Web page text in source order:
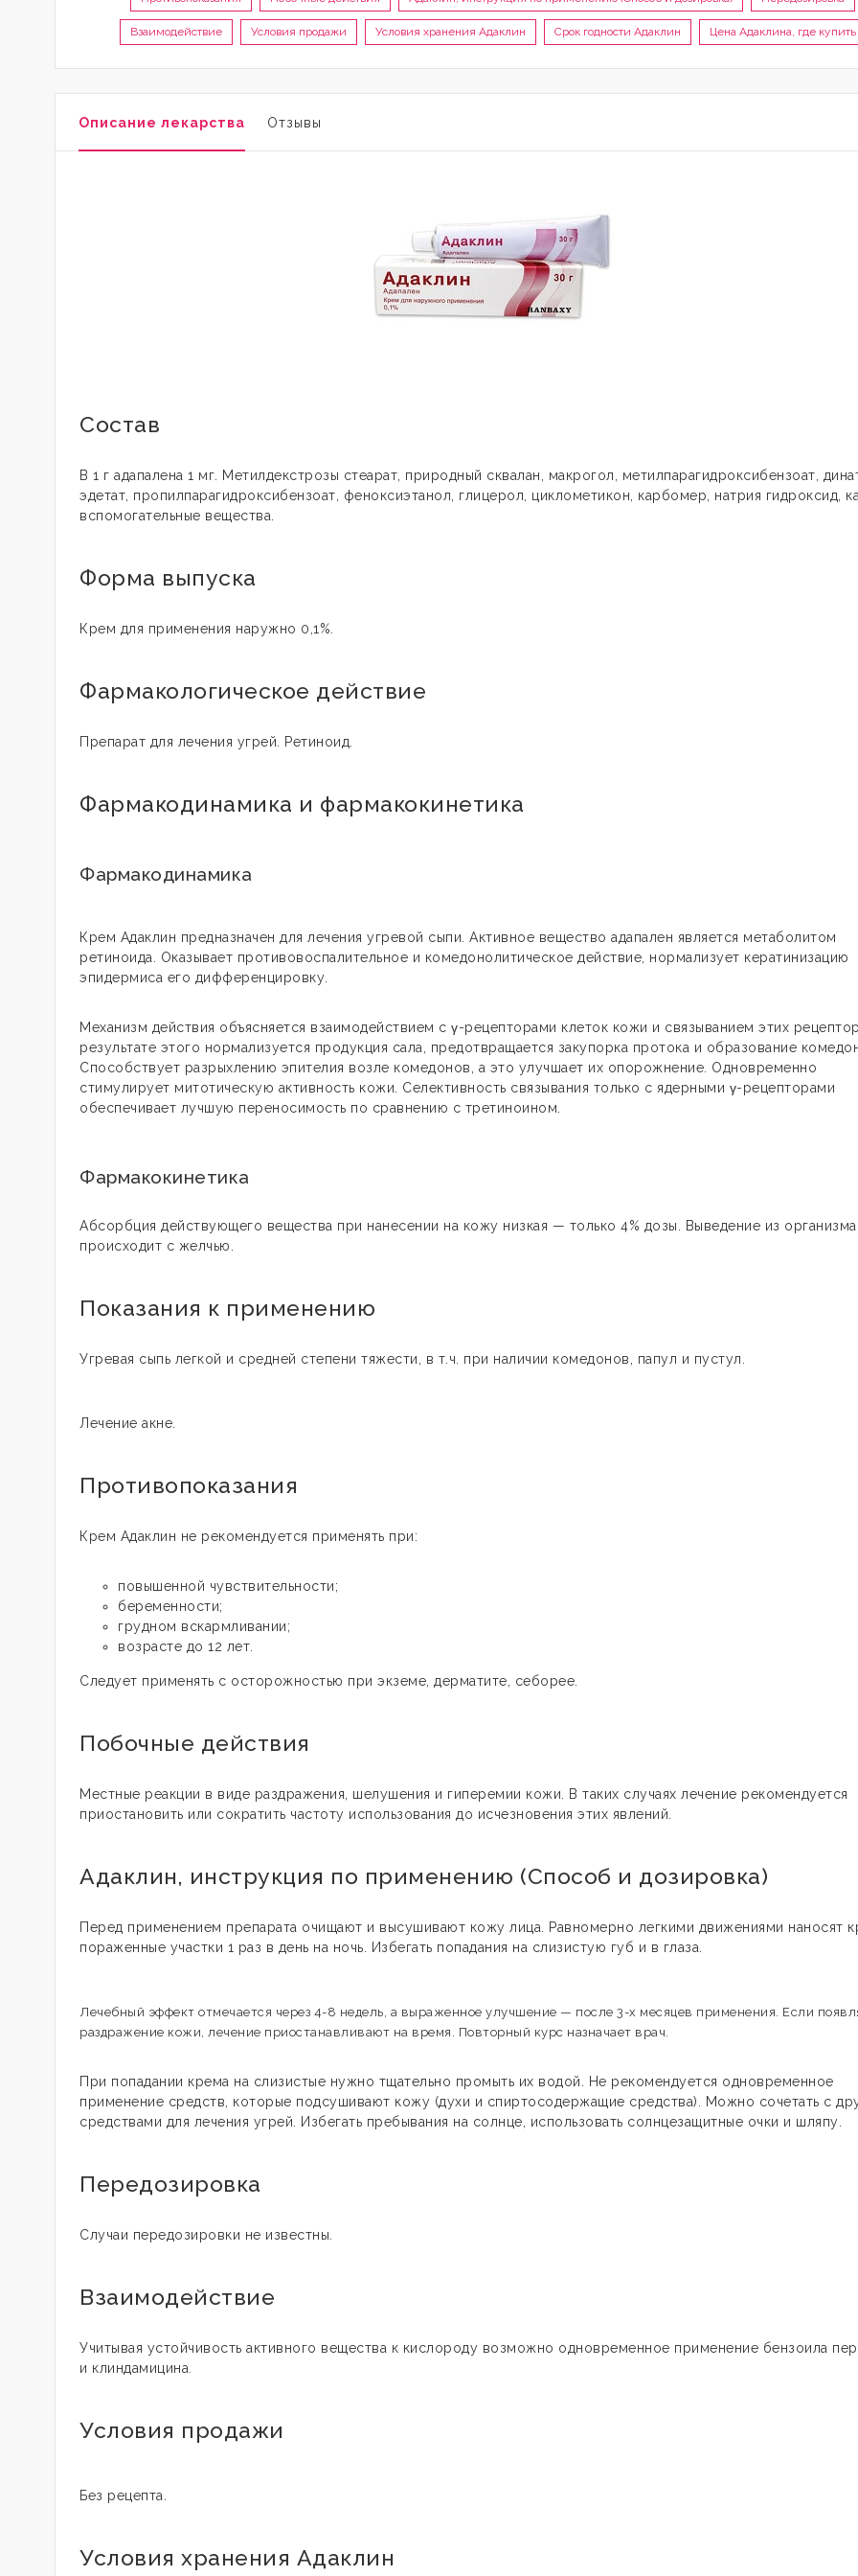
Взаимодействие Условия продажи Условия хранения Адаклин Срок годности Адаклин Цена Адаклина, где купить
Описание лекарства Отзывы
Состав
В 1 г адапалена 1 мг. Метилдекстрозы стеарат, природный сквалан, макрогол, метилпарагидроксибензоат,
эдетат, пропилпарагидроксибензоат, феноксиэтанол, глицерол, циклометикон, карбомер, натрия гидроксид,
вспомогательные вещества.
Форма выпуска
Крем для применения наружно 0,1%.
Фармакологическое действие
Препарат для лечения угрей. Ретиноид.
Фармакодинамика и фармакокинетика
Фармакодинамика
Крем Адаклин предназначен для лечения угревой сыпи. Активное вещество адапален является метаболитом
ретиноида. Оказывает противовоспалительное и комедонолитическое действие, нормализует кератинизацию
эпидермиса его дифференцировку.
Механизм действия объясняется взаимодействием с γ-рецепторами клеток кожи и связыванием этих
результате этого нормализуется продукция сала, предотвращается закупорка протока и образование
Способствует разрыхлению эпителия возле комедонов, а это улучшает их опорожнение. Одновременно
стимулирует митотическую активность кожи. Селективность связывания только с ядерными γ-рецепторами
обеспечивает лучшую переносимость по сравнению с третиноином.
Фармакокинетика
Абсорбция действующего вещества при нанесении на кожу низкая — только 4% дозы. Выведение из организма
происходит с желчью.
Показания к применению
Угревая сыпь легкой и средней степени тяжести, в т.ч. при наличии комедонов, папул и пустул.
Лечение акне.
Противопоказания
Крем Адаклин не рекомендуется применять при:
повышенной чувствительности;
беременности;
грудном вскармливании;
возрасте до 12 лет.
Следует применять с осторожностью при экземе, дерматите, себорее.
Побочные действия
Местные реакции в виде раздражения, шелушения и гиперемии кожи. В таких случаях лечение рекомендуется
приостановить или сократить частоту использования до исчезновения этих явлений.
Адаклин, инструкция по применению (Способ и дозировка)
Перед применением препарата очищают и высушивают кожу лица. Равномерно легкими движениями наносят
пораженные участки 1 раз в день на ночь. Избегать попадания на слизистую губ и в глаза.
Лечебный эффект отмечается через 4-8 недель, а выраженное улучшение — после 3-х месяцев применения. Если
раздражение кожи, лечение приостанавливают на время. Повторный курс назначает врач.
При попадании крема на слизистые нужно тщательно промыть их водой. Не рекомендуется одновременное
применение средств, которые подсушивают кожу (духи и спиртосодержащие средства). Можно сочетать с
средствами для лечения угрей. Избегать пребывания на солнце, использовать солнцезащитные очки и шляпу.
Передозировка
Случаи передозировки не известны.
Взаимодействие
Учитывая устойчивость активного вещества к кислороду возможно одновременное применение бензоила
и клиндамицина.
Условия продажи
Без рецепта.
Условия хранения Адаклин